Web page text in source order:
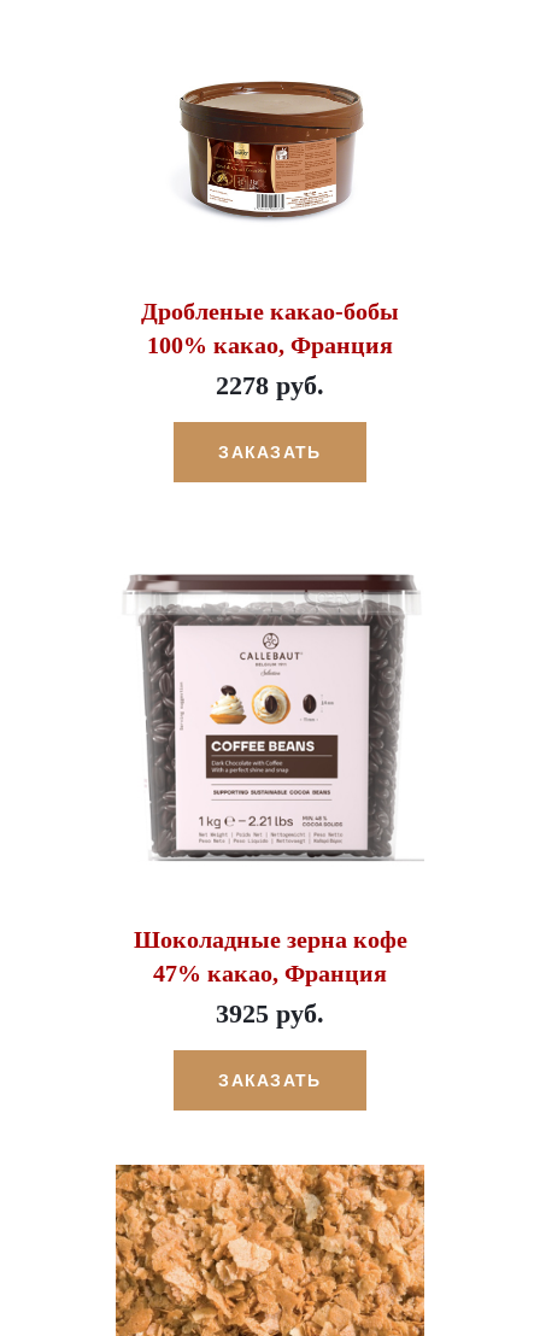
Дробленые какао-бобы
100% какао, Франция
2278 руб.
ЗАКАЗАТЬ
Шоколадные зерна кофе
47% какао, Франция
3925 руб.
ЗАКАЗАТЬ